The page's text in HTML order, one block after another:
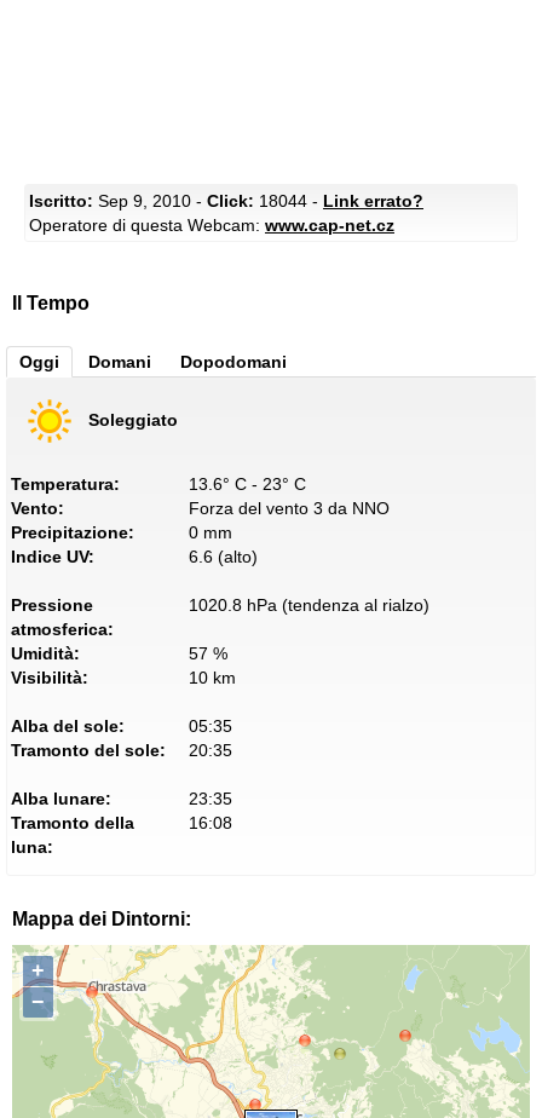
Iscritto: Sep 9, 2010 - Click: 18044 - Link errato?
Operatore di questa Webcam: www.cap-net.cz
Il Tempo
Oggi Domani Dopodomani
Soleggiato
Temperatura:
13.6° C - 23° C
Vento:
Forza del vento 3 da NNO
Precipitazione:
0 mm
Indice UV:
6.6 (alto)
Pressione
atmosferica:
1020.8 hPa (tendenza al rialzo)
Umidità:
57 %
Visibilità:
10 km
Alba del sole:
05:35
Tramonto del sole:
20:35
Alba lunare:
23:35
Tramonto della
luna:
16:08
Mappa dei Dintorni:
+
−